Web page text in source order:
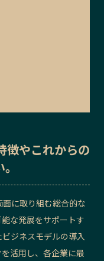
徴やこれからの
に取り組む総合的な
な発展をサポートす
ジネスモデルの導入
活用し、各企業に最